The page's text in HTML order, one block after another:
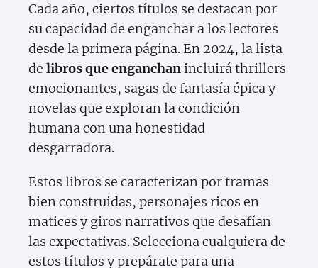
Cada año, ciertos títulos se destacan por
su capacidad de enganchar a los lectores
desde la primera página. En 2024, la lista
de libros que enganchanincluirá thrillers
emocionantes, sagas de fantasía épica y
novelas que exploran la condición
humana con una honestidad
desgarradora.
Estos libros se caracterizan por tramas
bien construidas, personajes ricos en
matices y giros narrativos que desafían
las expectativas. Selecciona cualquiera de
estos títulos y prepárate para una